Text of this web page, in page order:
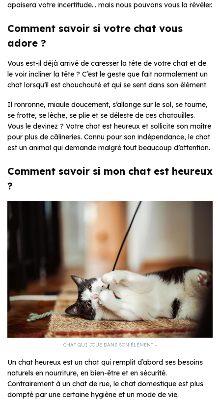
apaisera votre incertitude… mais nous pouvons vous la révéler.
Comment savoir si votre chat vous
adore ?
Vous est-il déjà arrivé de caresser la tête de votre chat et de
le voir incliner la tête ? C’est le geste que fait normalement un
chat lorsqu’il est chouchouté et qui se sent dans son élément.
Il ronronne, miaule doucement, s’allonge sur le sol, se tourne,
se frotte, se lèche, se plie et se déleste de ces chatouilles.
Vous le devinez ? Votre chat est heureux et sollicite son maître
pour plus de câlineries. Connu pour son indépendance, le chat
est un animal qui demande malgré tout beaucoup d’attention.
Comment savoir si mon chat est heureux
?
CHAT QUI JOUE DANS SON ÉLÉMENT –
Un chat heureux est un chat qui remplit d’abord ses besoins
naturels en nourriture, en bien-être et en sécurité.
Contrairement à un chat de rue, le chat domestique est plus
dompté par une certaine hygiène et un mode de vie.